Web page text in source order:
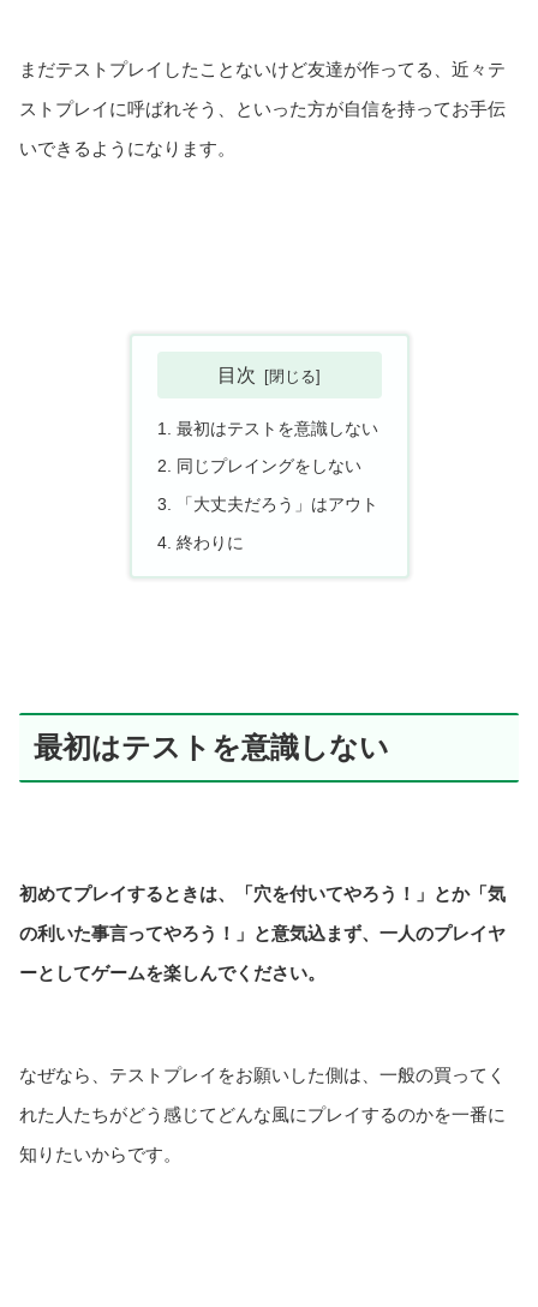
まだテストプレイしたことないけど友達が作ってる、近々テ
ストプレイに呼ばれそう、といった方が自信を持ってお手伝
いできるようになります。
目次
最初はテストを意識しない
同じプレイングをしない
「大丈夫だろう」はアウト
終わりに
最初はテストを意識しない
初めてプレイするときは、「穴を付いてやろう！」とか「気
の利いた事言ってやろう！」と意気込まず、一人のプレイヤ
ーとしてゲームを楽しんでください。
なぜなら、テストプレイをお願いした側は、一般の買ってく
れた人たちがどう感じてどんな風にプレイするのかを一番に
知りたいからです。